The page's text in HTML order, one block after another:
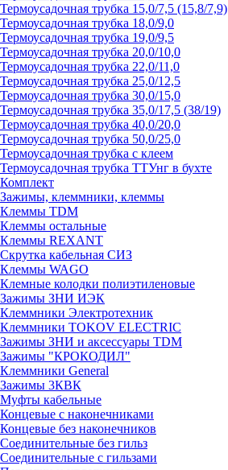
Термоусадочная трубка 15,0/7,5 (15,8/7,9)
Термоусадочная трубка 18,0/9,0
Термоусадочная трубка 19,0/9,5
Термоусадочная трубка 20,0/10,0
Термоусадочная трубка 22,0/11,0
Термоусадочная трубка 25,0/12,5
Термоусадочная трубка 30,0/15,0
Термоусадочная трубка 35,0/17,5 (38/19)
Термоусадочная трубка 40,0/20,0
Термоусадочная трубка 50,0/25,0
Термоусадочная трубка с клеем
Термоусадочная трубка ТТУнг в бухте
Комплект
Зажимы, клеммники, клеммы
Клеммы TDM
Клеммы остальные
Клеммы REXANT
Скрутка кабельная СИЗ
Клеммы WAGO
Клемные колодки полиэтиленовые
Зажимы ЗНИ ИЭК
Клеммники Электротехник
Клеммники TOKOV ELECTRIC
Зажимы ЗНИ и аксессуары TDM
Зажимы "КРОКОДИЛ"
Клеммники General
Зажимы 3КВК
Муфты кабельные
Концевые с наконечниками
Концевые без наконечников
Соединительные без гильз
Соединительные с гильзами